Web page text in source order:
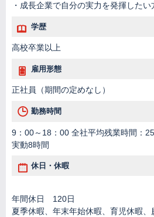
・成長企業で自分の実力を発揮したい
学歴
高校卒業以上
雇用形態
正社員（期間の定めなし）
勤務時間
9：00～18：00 全社平均残業時間：
実動8時間
休日・休暇
年間休日 120日
夏季休暇、年末年始休暇、育児休暇